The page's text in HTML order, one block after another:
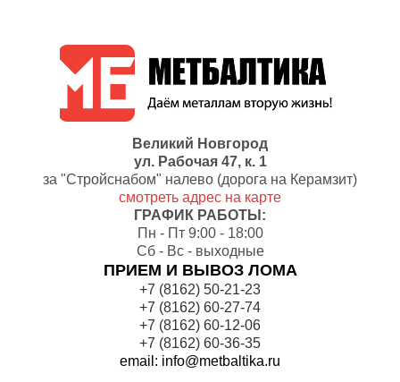
Великий Новгород
ул. Рабочая 47, к. 1
за "Cтройснабом" налево (дорога на Керамзит)
смотреть адрес на карте
ГРАФИК РАБОТЫ:
Пн - Пт 9:00 - 18:00
Сб - Вс - выходные
ПРИЕМ И ВЫВОЗ ЛОМА
+7 (8162) 50-21-23
+7 (8162) 60-27-74
+7 (8162) 60-12-06
+7 (8162) 60-36-35
email: info@metbaltika.ru